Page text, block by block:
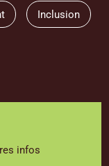
Inclusion
infos